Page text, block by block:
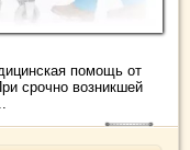
помощь от
срочно возникшей